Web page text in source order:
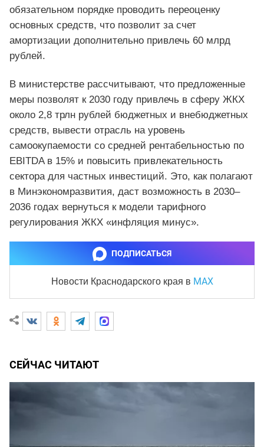
обязательном порядке проводить переоценку
основных средств, что позволит за счет
амортизации дополнительно привлечь 60 млрд
рублей.
В министерстве рассчитывают, что предложенные
меры позволят к 2030 году привлечь в сферу ЖКХ
около 2,8 трлн рублей бюджетных и внебюджетных
средств, вывести отрасль на уровень
самоокупаемости со средней рентабельностью по
EBITDA в 15% и повысить привлекательность
сектора для частных инвестиций. Это, как полагают
в Минэкономразвития, даст возможность в 2030–
2036 годах вернуться к модели тарифного
регулирования ЖКХ «инфляция минус».
ПОДПИСАТЬСЯ
Новости Краснодарского края в MAX
СЕЙЧАС ЧИТАЮТ